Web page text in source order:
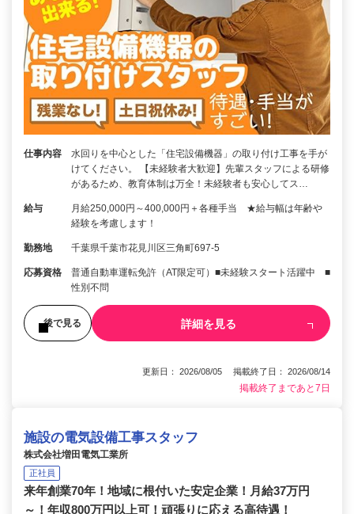
仕事内容
水回りを中心とした「住宅設備機器」の取り付け工事を手が
けてください。 【未経験者大歓迎】先輩スタッフによる研修
があるため、教育体制は万全！未経験者も安心してス…
給与
月給250,000円～400,000円＋各種手当 ★給与幅は年齢や
経験を考慮します！
勤務地 千葉県千葉市花見川区三角町697-5
応募資格
普通自動車運転免許（AT限定可）■未経験スタート活躍中 ■
性別不問
後で見る 詳細を見る
更新日： 2026/08/05 掲載終了日： 2026/08/14
掲載終了まであと7日
施設の電気設備工事スタッフ
株式会社増田電気工業所
正社員
来年創業70年！地域に根付いた安定企業！月給37万円
～！年収800万円以上可！頑張りに応える高待遇！